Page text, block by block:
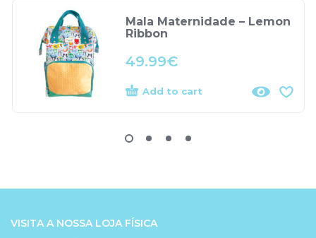
Mala Maternidade – Lemon
Ribbon
49.99€
Add to cart
VISITA A NOSSA LOJA FÍSICA